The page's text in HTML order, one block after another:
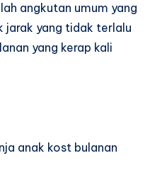
angkutan umum yang
jarak yang tidak terlalu
yang kerap kali
anak kost bulanan